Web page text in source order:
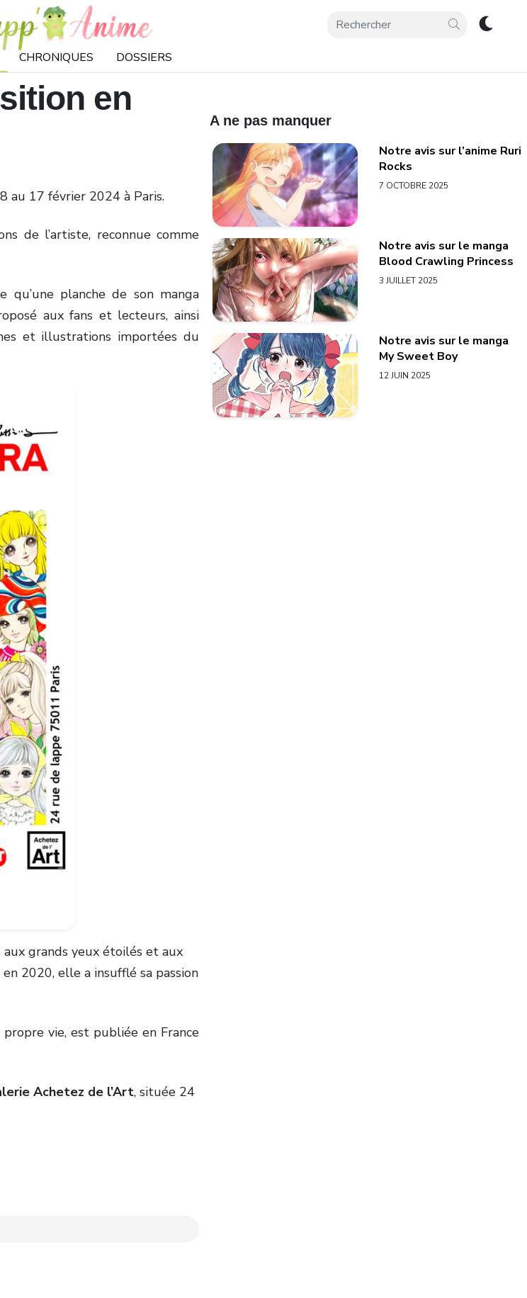
CHRONIQUES DOSSIERS
en
au 17 février 2024 à Paris.
de l’artiste, reconnue comme
qu’une planche de son manga
aux fans et lecteurs, ainsi
et illustrations importées du
aux grands yeux étoilés et aux
2020, elle a insufflé sa passion
vie, est publiée en France
Achetez de l’Art, située 24
A ne pas manquer
Notre avis sur l’anime Ruri
Rocks
7 OCTOBRE 2025
Notre avis sur le manga
Blood Crawling Princess
3 JUILLET 2025
Notre avis sur le manga
My Sweet Boy
12 JUIN 2025